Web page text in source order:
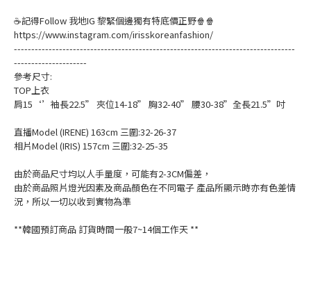
☕記得Follow 我地IG 黎緊個邊獨有特底價正野🍿🍿
https://www.instagram.com/irisskoreanfashion/
---------------------------------------------------------------------------------
---------------------
參考尺寸:
TOP上衣
肩15‘’袖長22.5” 夾位14-18” 胸32-40” 腰30-38”全長21.5”吋
直播Model (IRENE) 163cm 三圍:32-26-37
相片Model (IRIS) 157cm 三圍:32-25-35
由於商品尺寸均以人手量度，可能有2-3CM偏差，
由於商品照片燈光因素及商品顏色在不同電子 產品所顯示時亦有色差情
況，所以一切以收到實物為準
**韓國預訂商品 訂貨時間一般7~14個工作天 **